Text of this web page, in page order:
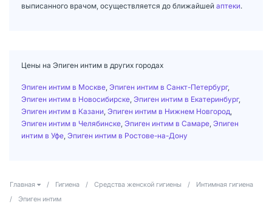
выписанного врачом, осуществляется до ближайшей аптеки.
Цены на Эпиген интим в других городах
Эпиген интим в Москве Эпиген интим в Санкт-Петербург,
Эпиген интим в Новосибирске Эпиген интим в Екатеринбург,
Эпиген интим в Казани Эпиген интим в Нижнем Новгород
Эпиген интим в Челябинске Эпиген интим в Самаре Эпиген
интим в Уфе Эпиген интим в Ростове-на-Дону
Главная / Гигиена / Средства женской гигиены /
Интимная гигиена
/
Эпиген интим